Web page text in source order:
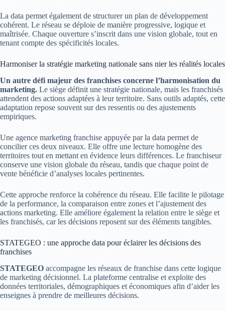
La data permet également de structurer un plan de développement
cohérent. Le réseau se déploie de manière progressive, logique et
maîtrisée. Chaque ouverture s’inscrit dans une vision globale, tout en
tenant compte des spécificités locales.
Harmoniser la stratégie marketing nationale sans nier les réalités locales
Un autre défi majeur des franchises concerne l’harmonisation du
marketing. Le siège définit une stratégie nationale, mais les franchisés
attendent des actions adaptées à leur territoire. Sans outils adaptés, cette
adaptation repose souvent sur des ressentis ou des ajustements
empiriques.
Une agence marketing franchise appuyée par la data permet de
concilier ces deux niveaux. Elle offre une lecture homogène des
territoires tout en mettant en évidence leurs différences. Le franchiseur
conserve une vision globale du réseau, tandis que chaque point de
vente bénéficie d’analyses locales pertinentes.
Cette approche renforce la cohérence du réseau. Elle facilite le pilotage
de la performance, la comparaison entre zones et l’ajustement des
actions marketing. Elle améliore également la relation entre le siège et
les franchisés, car les décisions reposent sur des éléments tangibles.
STATEGEO : une approche data pour éclairer les décisions des
franchises
STATEGEO accompagne les réseaux de franchise dans cette logique
de marketing décisionnel. La plateforme centralise et exploite des
données territoriales, démographiques et économiques afin d’aider les
enseignes à prendre de meilleures décisions.